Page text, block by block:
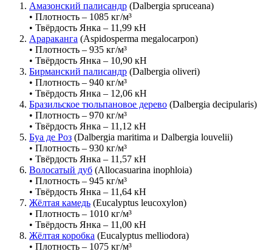
Амазонский палисандр (Dalbergia spruceana)
• Плотность – 1085 кг/м³
• Твёрдость Янка – 11,99 кН
Арараканга (Aspidosperma megalocarpon)
• Плотность – 935 кг/м³
• Твёрдость Янка – 10,90 кН
Бирманский палисандр (Dalbergia oliveri)
• Плотность – 940 кг/м³
• Твёрдость Янка – 12,06 кН
Бразильское тюльпановое дерево (Dalbergia decipularis)
• Плотность – 970 кг/м³
• Твёрдость Янка – 11,12 кН
Буа де Роз (Dalbergia maritima и Dalbergia louvelii)
• Плотность – 930 кг/м³
• Твёрдость Янка – 11,57 кН
Волосатый дуб (Allocasuarina inophloia)
• Плотность – 945 кг/м³
• Твёрдость Янка – 11,64 кН
Жёлтая камедь (Eucalyptus leucoxylon)
• Плотность – 1010 кг/м³
• Твёрдость Янка – 11,00 кН
Жёлтая коробка (Eucalyptus melliodora)
• Плотность – 1075 кг/м³